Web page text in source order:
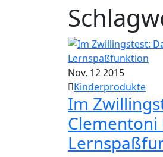
Nov. 122015
Kinderprodukte
Im